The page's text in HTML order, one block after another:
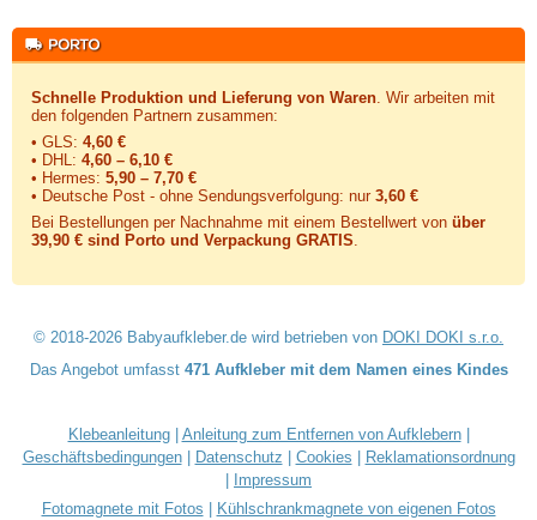
Schnelle Produktion und Lieferung von Waren . Wir arbeiten mit
den folgenden Partnern zusammen:
• GLS: 4,60 €
• DHL: 4,60 – 6,10 €
• Hermes: 5,90 – 7,70 €
• Deutsche Post - ohne Sendungsverfolgung: nur 3,60 €
Bei Bestellungen per Nachnahme mit einem Bestellwert von über
39,90 € sind Porto und Verpackung GRATIS
© 2018-2026 Babyaufkleber.de wird betrieben von DOKI DOKI s.r.o.
Das Angebot umfasst 471 Aufkleber mit dem Namen eines Kindes
Klebeanleitung| Anleitung zum Entfernen von Aufklebern|
Geschäftsbedingungen| Datenschutz Cookies
Reklamationsordnung
Impressum
Fotomagnete mit Fotos
Kühlschrankmagnete von eigenen Fotos